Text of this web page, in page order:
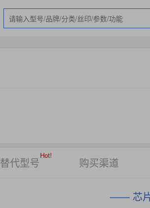
替代型号
Hot!
购买渠道
—— 芯